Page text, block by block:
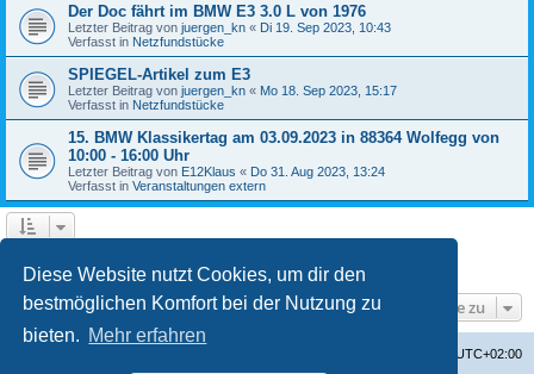
Diese Website nutzt Cookies, um dir den
bestmöglichen Komfort bei der Nutzung zu
bieten. Mehr erfahren
Der Doc fährt im BMW E3 3.0 L von 1976
Letzter Beitrag von juergen_kn « Di 19. Sep 2023, 10:43
Verfasst in Netzfundstücke
SPIEGEL-Artikel zum E3
Letzter Beitrag von juergen_kn « Mo 18. Sep 2023, 15:17
Verfasst in Netzfundstücke
15. BMW Klassikertag am 03.09.2023 in 88364 Wolfegg von
10:00 - 16:00 Uhr
Letzter Beitrag von E12Klaus « Do 31. Aug 2023, 13:24
Verfasst in Veranstaltungen extern
Gehe zu
UTC+02:00